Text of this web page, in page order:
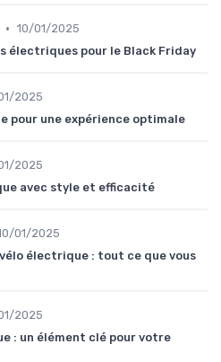
• 10/01/2025
électriques pour le Black Friday
2025
pour une expérience optimale
2025
avec style et efficacité
01/2025
électrique : tout ce que vous
2025
: un élément clé pour votre